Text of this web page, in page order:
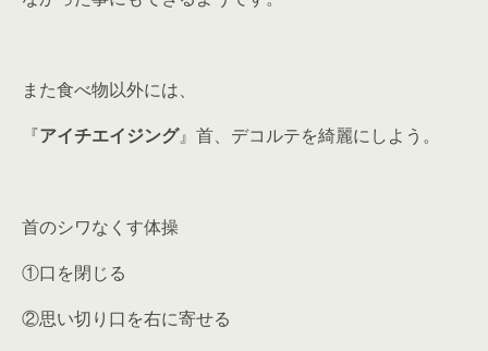
また食べ物以外には、
『アイチエイジング』首、デコルテを綺麗にしよう。
首のシワなくす体操
①口を閉じる
②思い切り口を右に寄せる